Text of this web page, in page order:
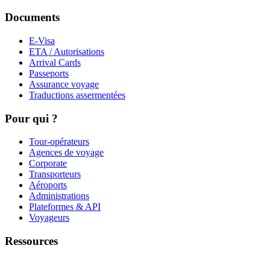
Documents
E-Visa
ETA / Autorisations
Arrival Cards
Passeports
Assurance voyage
Traductions assermentées
Pour qui ?
Tour-opérateurs
Agences de voyage
Corporate
Transporteurs
Aéroports
Administrations
Plateformes & API
Voyageurs
Ressources